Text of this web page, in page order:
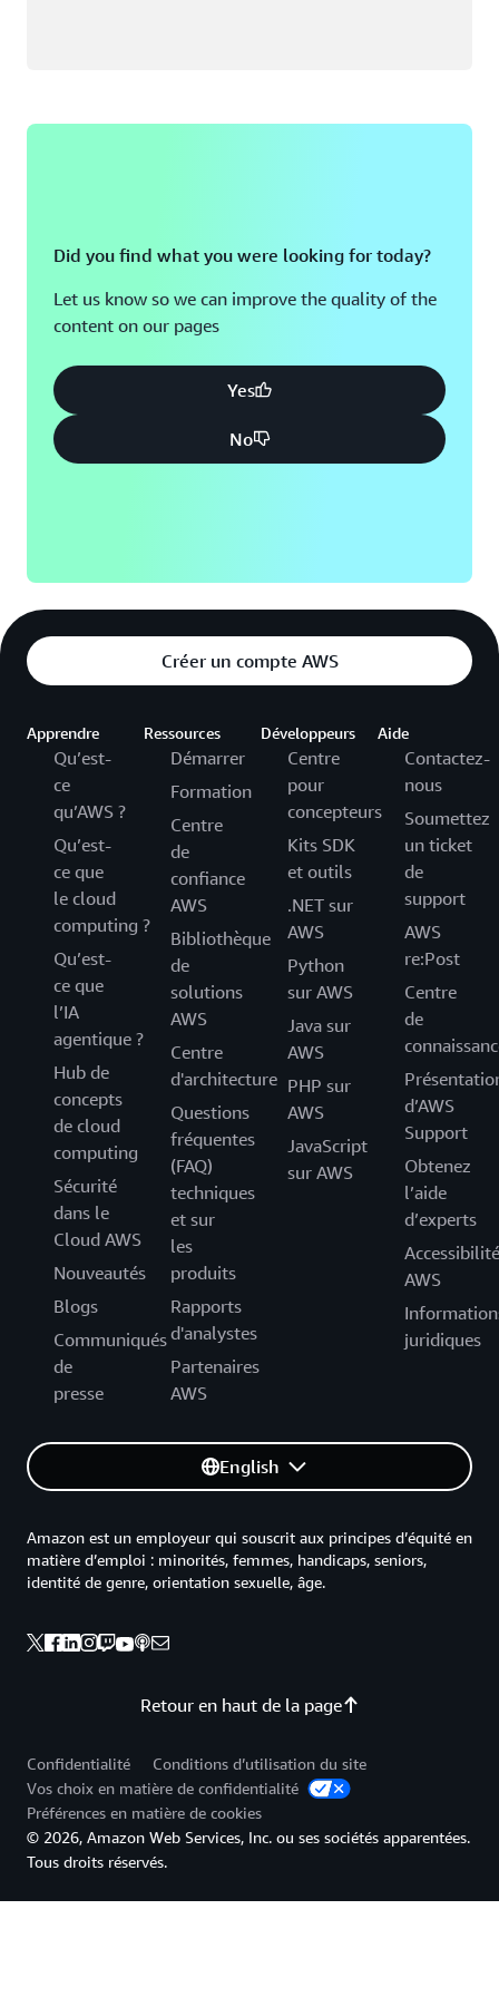
Did you find what you were looking for today?
Let us know so we can improve the quality of the
content on our pages
Yes
No
Créer un compte AWS
Apprendre
Qu’est-
ce
qu’AWS ?
Qu’est-
ce que
le cloud
computing ?
Qu’est-
ce que
l’IA
agentique ?
Hub de
concepts
de cloud
computing
Sécurité
dans le
Cloud AWS
Nouveautés
Blogs
Communiqués
de
presse
Ressources
Démarrer
Formation
Centre
de
confiance
AWS
Bibliothèque
de
solutions
AWS
Centre
d'architecture
Questions
fréquentes
(FAQ)
techniques
et sur
les
produits
Rapports
d'analystes
Partenaires
AWS
Développeurs
Centre
pour
concepteurs
Kits SDK
et outils
.NET sur
AWS
Python
sur AWS
Java sur
AWS
PHP sur
AWS
JavaScript
sur AWS
Aide
Contactez-
nous
Soumettez
un ticket
de
support
AWS
re:Post
Centre
de
d’AWS
Support
Obtenez
l’aide
d’experts
Accessibilité
AWS
juridiques
English
Retour en haut de la page
Amazon est un employeur qui souscrit aux principes d’équité en
matière d’emploi : minorités, femmes, handicaps, seniors,
identité de genre, orientation sexuelle, âge.
Confidentialité
Conditions d’utilisation du site
Vos choix en matière de confidentialité
Préférences en matière de cookies
© 2026, Amazon Web Services, Inc. ou ses sociétés apparentées.
Tous droits réservés.